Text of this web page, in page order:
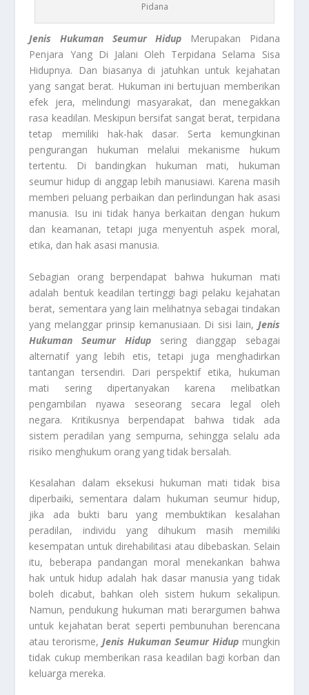
Pidana
Jenis Hukuman Seumur Hidup Merupakan Pidana
Penjara Yang Di Jalani Oleh Terpidana Selama Sisa
Hidupnya. Dan biasanya di jatuhkan untuk kejahatan
yang sangat berat. Hukuman ini bertujuan memberikan
efek jera, melindungi masyarakat, dan menegakkan
rasa keadilan. Meskipun bersifat sangat berat, terpidana
tetap memiliki hak-hak dasar. Serta kemungkinan
pengurangan hukuman melalui mekanisme hukum
tertentu. Di bandingkan hukuman mati, hukuman
seumur hidup di anggap lebih manusiawi. Karena masih
memberi peluang perbaikan dan perlindungan hak asasi
manusia. Isu ini tidak hanya berkaitan dengan hukum
dan keamanan, tetapi juga menyentuh aspek moral,
etika, dan hak asasi manusia.
Sebagian orang berpendapat bahwa hukuman mati
adalah bentuk keadilan tertinggi bagi pelaku kejahatan
berat, sementara yang lain melihatnya sebagai tindakan
yang melanggar prinsip kemanusiaan. Di sisi lain, Jenis
Hukuman Seumur Hidup sering dianggap sebagai
alternatif yang lebih etis, tetapi juga menghadirkan
tantangan tersendiri. Dari perspektif etika, hukuman
mati sering dipertanyakan karena melibatkan
pengambilan nyawa seseorang secara legal oleh
negara. Kritikusnya berpendapat bahwa tidak ada
sistem peradilan yang sempurna, sehingga selalu ada
risiko menghukum orang yang tidak bersalah.
Kesalahan dalam eksekusi hukuman mati tidak bisa
diperbaiki, sementara dalam hukuman seumur hidup,
jika ada bukti baru yang membuktikan kesalahan
peradilan, individu yang dihukum masih memiliki
kesempatan untuk direhabilitasi atau dibebaskan. Selain
itu, beberapa pandangan moral menekankan bahwa
hak untuk hidup adalah hak dasar manusia yang tidak
boleh dicabut, bahkan oleh sistem hukum sekalipun.
Namun, pendukung hukuman mati berargumen bahwa
untuk kejahatan berat seperti pembunuhan berencana
atau terorisme,Jenis Hukuman Seumur Hidupmungkin
tidak cukup memberikan rasa keadilan bagi korban dan
keluarga mereka.